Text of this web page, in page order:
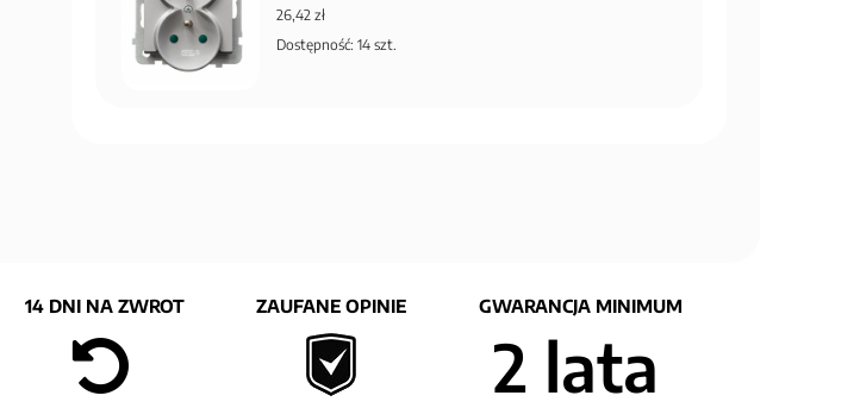
26,42 zł
Dostępność: 14 szt.
14 DNI NA ZWROT ZAUFANE OPINIE GWARANCJA MINIMUM
2 lata